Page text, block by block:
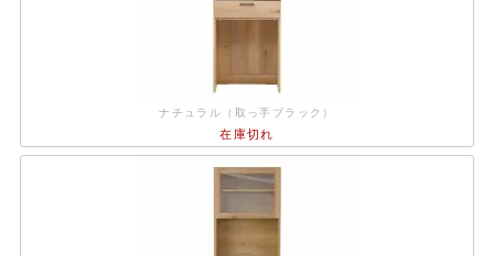
ナチュラル（取っ手ブラック）
在庫切れ